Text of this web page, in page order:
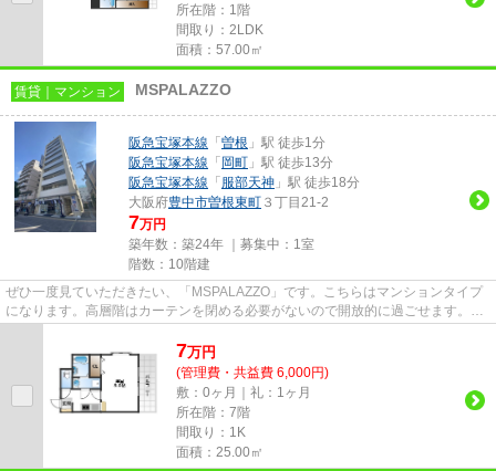
所在階：1階
間取り：2LDK
面積：57.00㎡
賃貸｜マンション MSPALAZZO
阪急宝塚本線 「 曽根 」駅 徒歩1分
阪急宝塚本線 「 岡町 」駅 徒歩13分
阪急宝塚本線 「 服部天神 」駅 徒歩18分
大阪府豊中市曽根東町 ３丁目21-2
7万円
築年数：築24年 ｜募集中： 1室
階数：10階建
ぜひ一度見ていただきたい、「MSPALAZZO」です。こちらはマンションタイプ
になります。高層階はカーテンを閉める必要がないので開放的に過ごせます。通
7万円
(管理費・共益費 6,000円)
敷：0ヶ月｜礼：1ヶ月
所在階：7階
間取り：1K
面積：25.00㎡